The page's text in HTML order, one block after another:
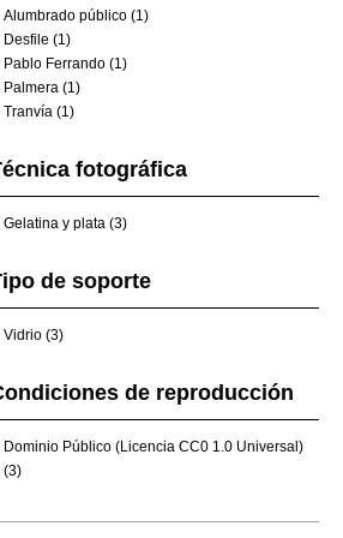
Alumbrado público (1)
Desfile (1)
Pablo Ferrando (1)
Palmera (1)
Tranvía (1)
fotográfica
Gelatina y plata (3)
de soporte
Vidrio (3)
de reproducción
Dominio Público (Licencia CC0 1.0 Universal)
(3)